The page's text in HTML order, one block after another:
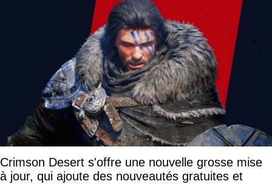
Crimson Desert s'offre une nouvelle grosse mise
à jour, qui ajoute des nouveautés gratuites et